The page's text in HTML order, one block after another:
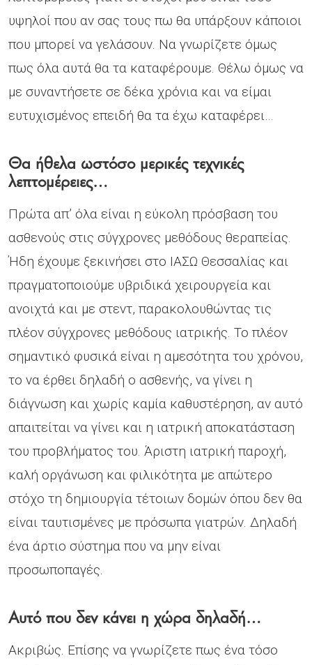
υψηλοί που αν σας τους πω θα υπάρξουν κάποιοι
που μπορεί να γελάσουν. Να γνωρίζετε όμως
πως όλα αυτά θα τα καταφέρουμε. Θέλω όμως να
με συναντήσετε σε δέκα χρόνια και να είμαι
ευτυχισμένος επειδή θα τα έχω καταφέρει…
Θα ήθελα ωστόσο μερικές τεχνικές
λεπτομέρειες…
Πρώτα απ’ όλα είναι η εύκολη πρόσβαση του
ασθενούς στις σύγχρονες μεθόδους θεραπείας.
Ήδη έχουμε ξεκινήσει στο ΙΑΣΩ Θεσσαλίας και
πραγματοποιούμε υβριδικά χειρουργεία και
ανοιχτά και με στεντ, παρακολουθώντας τις
πλέον σύγχρονες μεθόδους ιατρικής. Το πλέον
σημαντικό φυσικά είναι η αμεσότητα του χρόνου,
το να έρθει δηλαδή ο ασθενής, να γίνει η
διάγνωση και χωρίς καμία καθυστέρηση, αν αυτό
απαιτείται να γίνει και η ιατρική αποκατάσταση
του προβλήματος του. Άριστη ιατρική παροχή,
καλή οργάνωση και φιλικότητα με απώτερο
στόχο τη δημιουργία τέτοιων δομών όπου δεν θα
είναι ταυτισμένες με πρόσωπα γιατρών. Δηλαδή
ένα άρτιο σύστημα που να μην είναι
προσωποπαγές.
Αυτό που δεν κάνει η χώρα δηλαδή…
Ακριβώς. Επίσης να γνωρίζετε πως ένα τόσο